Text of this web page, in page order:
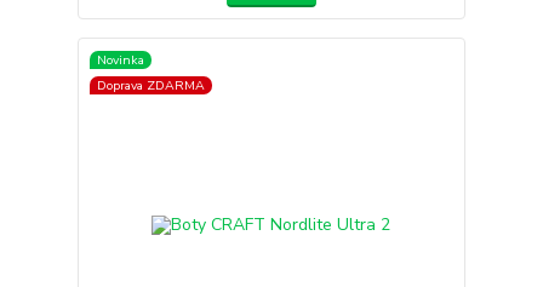
Novinka
Doprava ZDARMA